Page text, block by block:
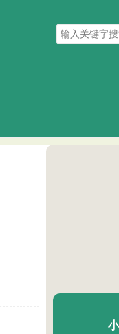
搜
索
陈